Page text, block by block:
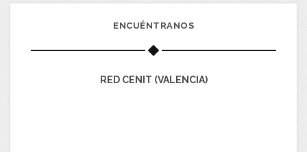
ENCUÉNTRANOS
RED CENIT (VALENCIA)